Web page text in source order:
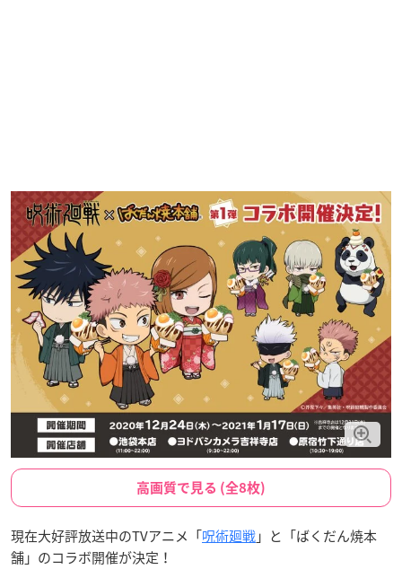
高画質で見る (全8枚)
現在大好評放送中のTVアニメ「呪術廻戦」と「ばくだん焼本
舗」のコラボ開催が決定！